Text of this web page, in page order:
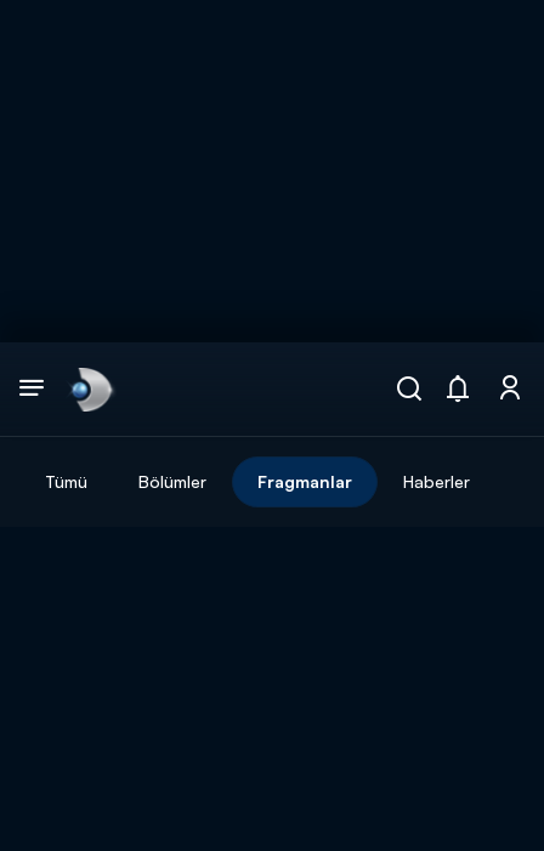
Tümü Bölümler Fragmanlar Haberler